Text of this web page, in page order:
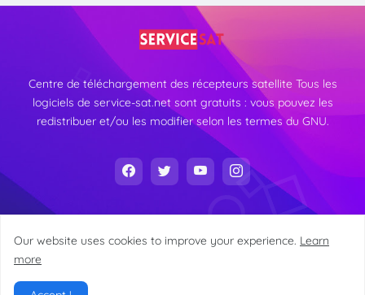
Centre de téléchargement des récepteurs satellite Tous les
logiciels de service-sat.net sont gratuits : vous pouvez les
redistribuer et/ou les modifier selon les termes du GNU.
Our website uses cookies to improve your experience. Learn
more